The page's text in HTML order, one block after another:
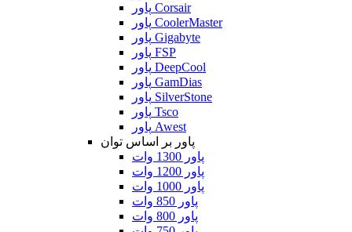
پاور Corsair
پاور CoolerMaster
پاور Gigabyte
پاور FSP
پاور DeepCool
پاور GamDias
پاور SilverStone
پاور Tsco
پاور Awest
پاور بر اساس توان
پاور 1300 وات
پاور 1200 وات
پاور 1000 وات
پاور 850 وات
پاور 800 وات